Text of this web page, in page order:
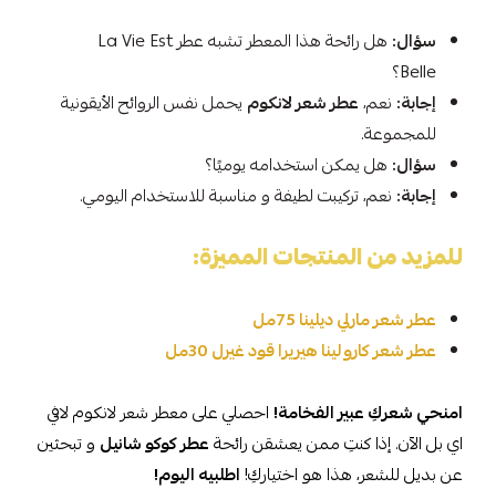
سؤال:
هل رائحة هذا المعطر تشبه عطر La Vie Est
Belle؟
إجابة: نعم،عطر شعر لانكوم يحمل نفس الروائح الأيقونية
للمجموعة.
سؤال: هل يمكن استخدامه يوميًا؟
إجابة: نعم، تركيبت لطيفة و مناسبة للاستخدام اليومي.
للمزيد من المنتجات المميزة:
عطر شعر مارلي ديلينا 75مل
عطر شعر كارولينا هيريرا قود غيرل 30مل
امنحي شعركِ عبير الفخامة! احصلي على معطر شعر لانكوم لافي
اي بل الآن. إذا كنتِ ممن يعشقن رائحةعطر كوكو شانيل و تبحثين
عن بديل للشعر، هذا هو اختياركِ!اطلبيه اليوم!